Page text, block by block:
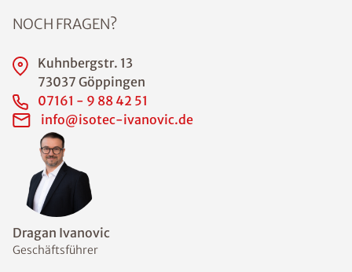
Dragan Ivanovic
Geschäftsführer
NOCH FRAGEN?
Kuhnbergstr. 13
73037 Göppingen
07161 - 9 88 42 51
info@isotec-ivanovic.de